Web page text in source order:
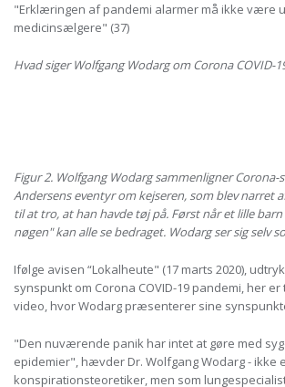
"Erklæringen af pandemi alarmer må ikke være
medicinsælgere" (37)
Hvad siger Wolfgang Wodarg om Corona COVID-
Figur 2. Wolfgang Wodarg sammenligner
Andersens eventyr om kejseren, som blev narret
til at tro, at han havde tøj på. Først når et lille barn
nøgen" kan alle se bedraget. Wodarg ser sig selv
Ifølge avisen “Lokalheute" (17 marts 2020),
synspunkt om Corona COVID-19 pandemi, her
video, hvor Wodarg præsenterer sine
"Den nuværende panik har intet at gøre med
epidemier", hævder Dr. Wolfgang Wodarg - ikke
konspirationsteoretiker, men som